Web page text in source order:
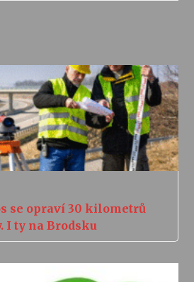
se opraví 30 kilometrů
ty na Brodsku